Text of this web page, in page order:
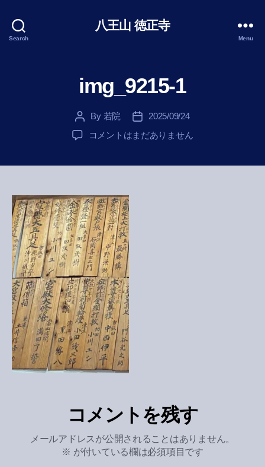
Search
八王山 徳正寺
Menu
img_9215-1
Post
author
By 若院
Post
date
2025/09/24
img_9215-
コメントはまだありません
コメントを残す
メールアドレスが公開されることはありません。
※ が付いている欄は必須項目です